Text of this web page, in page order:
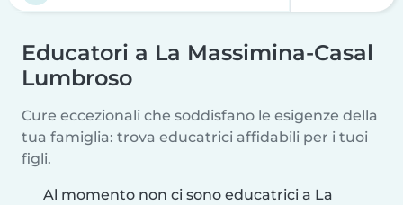
Educatori a La Massimina-Casal
Lumbroso
Cure eccezionali che soddisfano le esigenze della
tua famiglia: trova educatrici affidabili per i tuoi
figli.
Al momento non ci sono educatrici a La